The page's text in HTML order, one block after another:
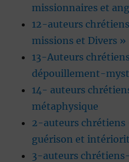
missionnaires et
12-auteurs
missions et Divers »
13-Auteurs
dépouillement-
14- auteurs
métaphysique
2-auteurs chrétiens
guérison et
3-auteurs